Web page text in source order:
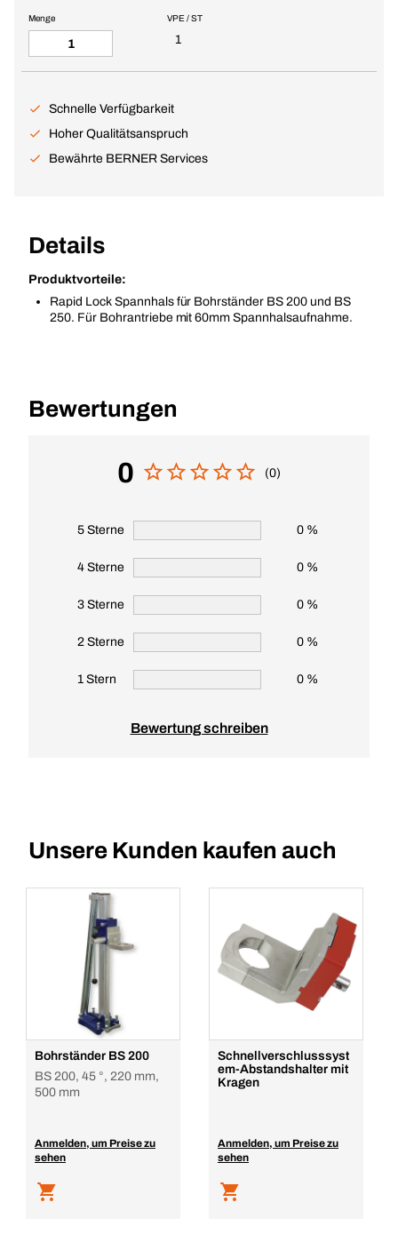
VPE / ST
1
Menge
Schnelle Verfügbarkeit
Hoher Qualitätsanspruch
Bewährte BERNER Services
Details
Produktvorteile:
Rapid Lock Spannhals für Bohrständer BS 200 und BS
250. Für Bohrantriebe mit 60mm Spannhalsaufnahme.
Bewertungen
0 (0)
5 Sterne 0 %
4 Sterne 0 %
3 Sterne 0 %
2 Sterne 0 %
1 Stern 0 %
Bewertung schreiben
Unsere Kunden kaufen auch
Bohrständer BS 200
BS 200, 45 °, 220 mm,
500 mm
Anmelden, um Preise zu
sehen
Schnellverschlusssyst
em-Abstandshalter mit
Kragen
Anmelden, um Preise zu
sehen